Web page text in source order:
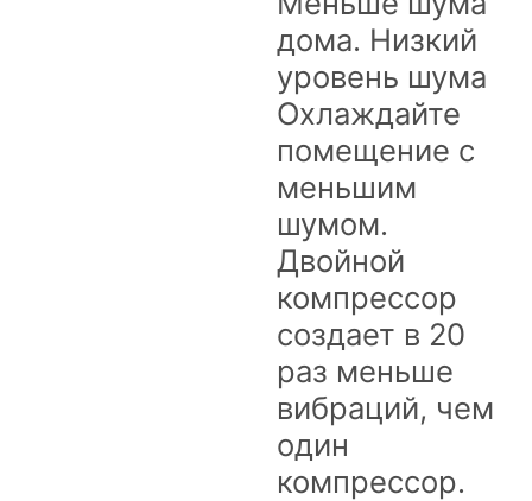
дома. Низкий
уровень шума
Охлаждайте
помещение с
меньшим
шумом.
Двойной
компрессор
создает в 20
раз меньше
вибраций, чем
один
компрессор.